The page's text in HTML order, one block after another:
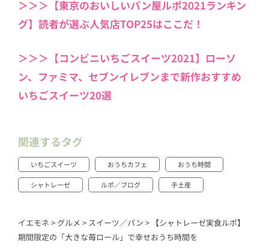
＞＞＞【東京のおいしいパン屋ルポ2021ランキン
グ】読者が選ぶ人気店TOP25はここだ！
＞＞＞【コンビニいちごスイーツ2021】ローソ
ン、ファミマ、セブンイレブンまで新作おすすめ
いちごスイーツ20選
関連するタグ
いちごスイーツ おうちカフェ おうち時間
シャトレーゼ ルポ／ブログ 手土産
イエモネ > グルメ > スイーツ／パン > 【シャトレーゼ実食ルポ】
期間限定の「大きな苺ロール」で幸せおうち時間を